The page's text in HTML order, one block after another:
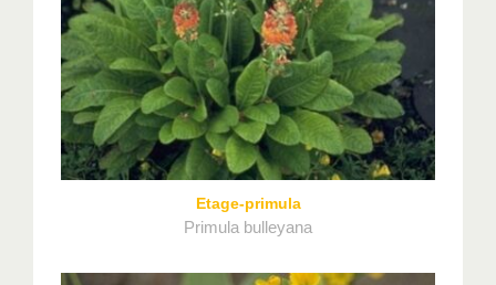
Etage-primula
Primula bulleyana